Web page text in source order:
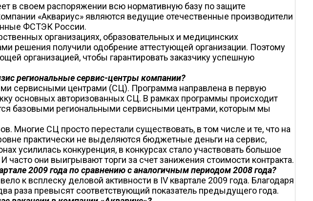
в своем распоряжении всю нормативную базу по защите
«Аквариус» являются ведущие отечественные производители
ФСТЭК России.
организациях, образовательных и медицинских
решения получили одобрение аттестующей организации. Поэтому
организацией, чтобы гарантировать заказчику успешную
региональные сервис-центры компании?
сервисными центрами (СЦ). Программа направлена в первую
основных авторизованных СЦ. В рамках программы происходит
базовыми региональными сервисными центрами, которым мы
СЦ просто перестали существовать, в том числе и те, что на
практически не выделяются бюджетные деньги на сервис,
усилилась конкуренция, в конкурсах стало участвовать большое
они выигрывают торги за счет занижения стоимости контракта.
2009 года по сравнению с аналогичным периодом 2008 года?
к всплеску деловой активности в IV квартале 2009 года. Благодаря
раза превысят соответствующий показатель предыдущего года.